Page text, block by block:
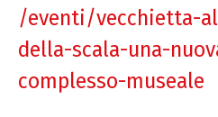
/eventi/vecchietta-
della-scala-una-
complesso-museale